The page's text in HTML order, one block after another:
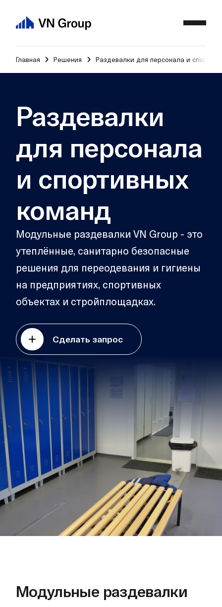
Главная Решения Раздевалки для персонала и
Раздевалки
для персонала
и спортивных
команд
Модульные раздевалки VN Group - это
утеплённые, санитарно безопасные
решения для переодевания и гигиены
на предприятиях, спортивных
объектах и стройплощадках.
Сделать запрос
Модульные раздевалки